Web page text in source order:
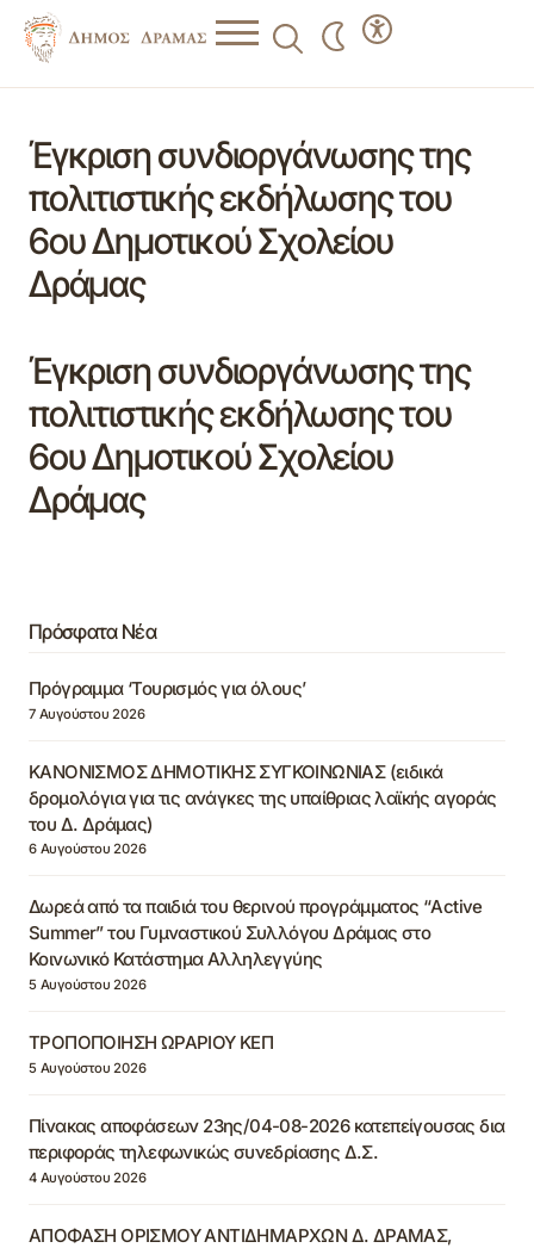
Έγκριση συνδιοργάνωσης της
πολιτιστικής εκδήλωσης του
6ου Δημοτικού Σχολείου
Δράμας
Έγκριση συνδιοργάνωσης της
πολιτιστικής εκδήλωσης του
6ου Δημοτικού Σχολείου
Δράμας
Πρόσφατα Νέα
Πρόγραμμα ‘Τουρισμός για όλους’
7 Αυγούστου 2026
ΚΑΝΟΝΙΣΜΟΣ ΔΗΜΟΤΙΚΗΣ ΣΥΓΚΟΙΝΩΝΙΑΣ (ειδικά
δρομολόγια για τις ανάγκες της υπαίθριας λαϊκής αγοράς
του Δ. Δράμας)
6 Αυγούστου 2026
Δωρεά από τα παιδιά του θερινού προγράμματος “Active
Summer” του Γυμναστικού Συλλόγου Δράμας στο
Κοινωνικό Κατάστημα Αλληλεγγύης
5 Αυγούστου 2026
ΤΡΟΠΟΠΟΙΗΣΗ ΩΡΑΡΙΟΥ ΚΕΠ
5 Αυγούστου 2026
Πίνακας αποφάσεων 23ης/04-08-2026 κατεπείγουσας δια
περιφοράς τηλεφωνικώς συνεδρίασης Δ.Σ.
4 Αυγούστου 2026
ΑΠΟΦΑΣΗ ΟΡΙΣΜΟΥ ΑΝΤΙΔΗΜΑΡΧΩΝ Δ. ΔΡΑΜΑΣ,